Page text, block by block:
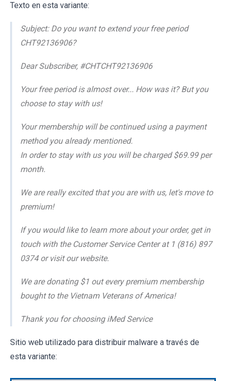
Texto en esta variante:
Subject: Do you want to extend your free period
CHT92136906?
Dear Subscriber, #CHTCHT92136906
Your free period is almost over... How was it? But you
choose to stay with us!
Your membership will be continued using a payment
method you already mentioned.
In order to stay with us you will be charged $69.99 per
month.
We are really excited that you are with us, let's move to
premium!
If you would like to learn more about your order, get in
touch with the Customer Service Center at 1 (816) 897
0374 or visit our website.
We are donating $1 out every premium membership
bought to the Vietnam Veterans of America!
Thank you for choosing iMed Service
Sitio web utilizado para distribuir malware a través de
esta variante: